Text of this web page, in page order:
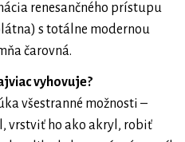
renesančného prístupu
s totálne modernou
čarovná.
vyhovuje?
všestranné možnosti –
vrstviť ho ako akryl, robiť